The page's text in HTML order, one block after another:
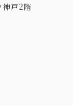
神戸2階